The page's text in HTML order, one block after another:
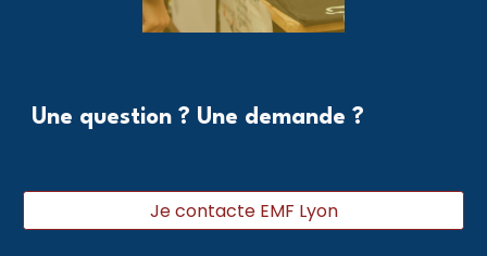
Une question ? Une demande ?
Je contacte EMF Lyon